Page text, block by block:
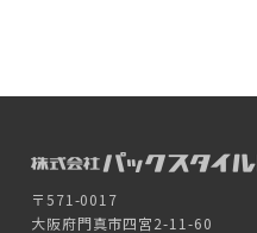
〒571-0017
大阪府門真市四宮2-11-60